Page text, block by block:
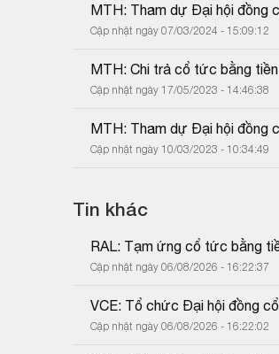
MTH: Tham dự Đại hội đồng
Cập nhật ngày 07/03/2024 - 15:09:12
MTH: Chi trả cổ tức bằng
Cập nhật ngày 17/05/2023 - 14:46:38
MTH: Tham dự Đại hội đồng
Cập nhật ngày 10/03/2023 - 10:34:49
Tin khác
RAL: Tạm ứng cổ tức bằng
Cập nhật ngày 06/08/2026 - 16:22:37
VCE: Tổ chức Đại hội đồng
Cập nhật ngày 06/08/2026 - 16:22:02